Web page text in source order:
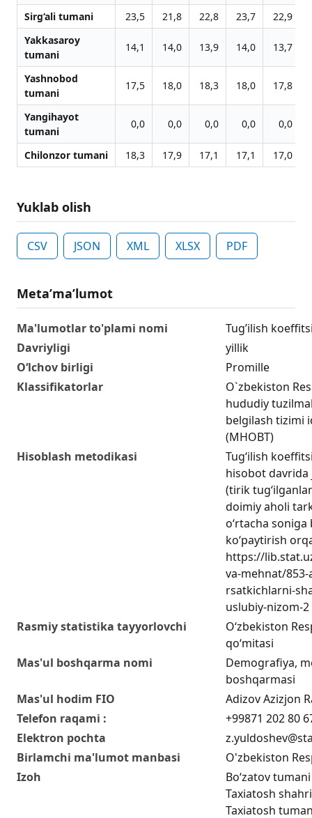
Sirg‘ali tumani
23,5 21,8 22,8 23,7 22,9
Yakkasaroy
tumani
14,1 14,0 13,9 14,0 13,7
Yashnobod
tumani
17,5 18,0 18,3 18,0 17,8
Yangihayot
tumani
0,0 0,0 0,0 0,0 0,0
Chilonzor tumani 18,3 17,9 17,1 17,1 17,0
Yuklab olish
CSV JSON XML XLSX PDF
Metaʼmaʼlumot
Ma'lumotlar to'plami nomi
Tugʼilish
Davriyligi
yillik
O‘lchov birligi
Promille
Klassifikatorlar
O`zbekiston
hududiy
belgilash tizimi
(MHOBT)
Hisoblash metodikasi
Tug‘ilish
hisobot davrida
(tirik
doimiy aholi
o‘rtacha soniga
ko‘paytirish
https://
va-mehnat/
rsatkichlarni-
uslubiy-nizom-2
Rasmiy statistika tayyorlovchi
O‘zbekiston
qo‘mitasi
Mas'ul boshqarma nomi
Demografiya,
boshqarmasi
Mas'ul hodim FIO
Adizov Azizjon
Telefon raqami :
+99871 202 80
Elektron pochta
Birlamchi ma'lumot manbasi
O'zbekiston
Izoh
Bo‘zatov
Taxiatosh
Taxiatosh